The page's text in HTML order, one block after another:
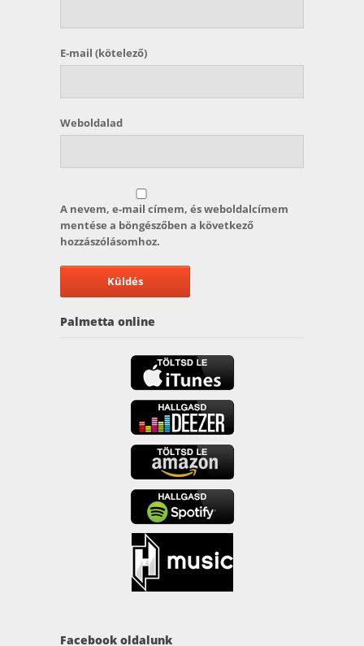
E-mail (kötelező)
Weboldalad
A nevem, e-mail címem, és weboldalcímem
mentése a böngészőben a következő
hozzászólásomhoz.
Palmetta online
Facebook oldalunk